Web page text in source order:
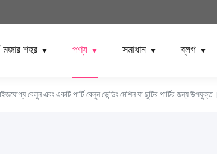
শহর ▼ পণ্য ▼ সমাধান ▼ ব্লগ ▼
বেলুন এবং একটি পার্টি বেলুন ভেন্ডিং মেশিন যা ছুটির পার্টির জন্য উপযুক্ত।